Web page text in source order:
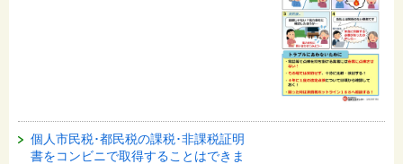
個人市民税･都民税の課税･非課税証明
書をコンビニで取得することはできま